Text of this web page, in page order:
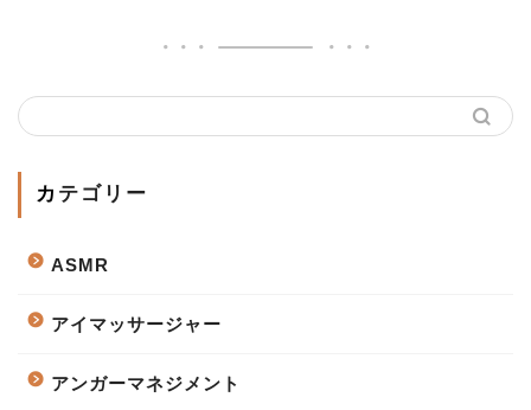
カテゴリー
ASMR
アイマッサージャー
アンガーマネジメント